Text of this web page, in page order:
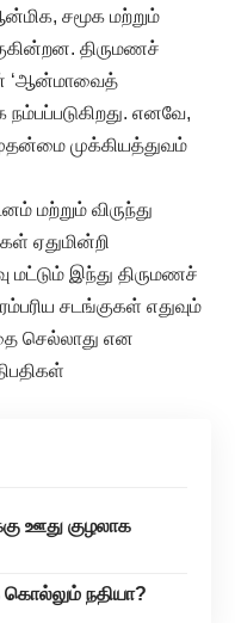
சமூக மற்றும்
திருமணச்
‘ஆன்மாவைத்
நம்பப்படுகிறது. எனவே,
முக்கியத்துவம்
மற்றும் விருந்து
ஏதுமின்றி
மட்டும் இந்து திருமணச்
சடங்குகள் எதுவும்
செல்லாது என
ஊது குழலாக
நதியா?